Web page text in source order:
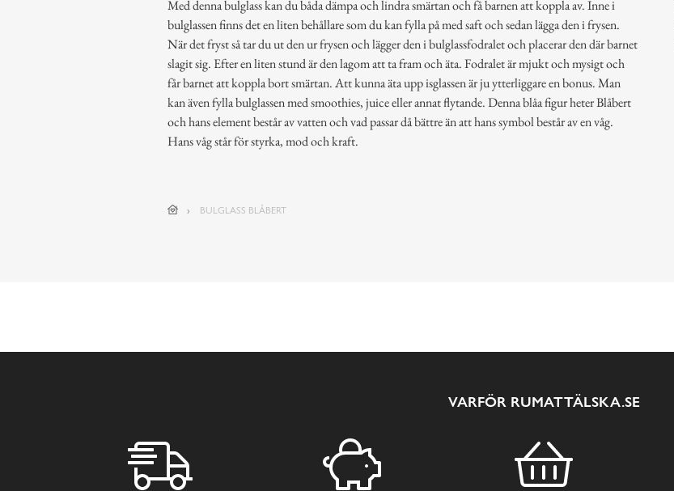
Med denna bulglass kan du båda dämpa och lindra smärtan och få barnen att koppla av. Inne i
bulglassen finns det en liten behållare som du kan fylla på med saft och sedan lägga den i frysen.
När det fryst så tar du ut den ur frysen och lägger den i bulglassfodralet och placerar den där barnet
slagit sig. Efter en liten stund är den lagom att ta fram och äta. Fodralet är mjukt och mysigt och
får barnet att koppla bort smärtan. Att kunna äta upp isglassen är ju ytterliggare en bonus. Man
kan även fylla bulglassen med smoothies, juice eller annat flytande. Denna blåa figur heter Blåbert
och hans element består av vatten och vad passar då bättre än att hans symbol består av en våg.
Hans våg står för styrka, mod och kraft.
BULGLASS BLÅBERT
VARFÖR RUMATTÄLSKA.SE